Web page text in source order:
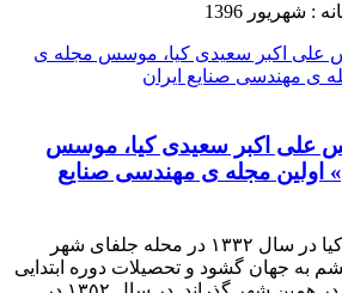
: شهریور 1396
علی اکبر سعیدی کیا، موسس
مجله ی مهندسی صنایع
علی اکبر سعیدی کیا در سال ۱۳۳۲ در محله جلفای شهر
به جهان گشود و تحصیلات دوره ابتدایی